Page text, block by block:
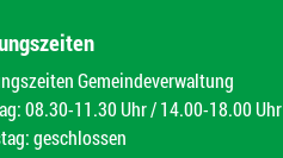
Gemeindeverwaltung
08.30-11.30 Uhr / 14.00-18.00 Uhr
geschlossen